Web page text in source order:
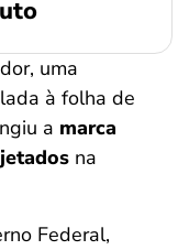
uma
à folha de
a marca
na
Federal,